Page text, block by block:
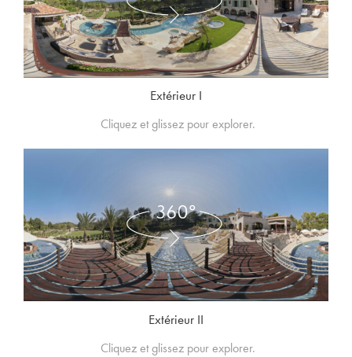
Extérieur I
Cliquez et glissez pour explorer.
Extérieur II
Cliquez et glissez pour explorer.